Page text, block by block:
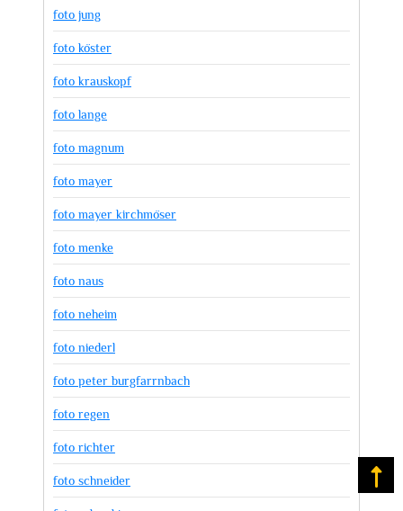
foto jung
foto köster
foto krauskopf
foto lange
foto magnum
foto mayer
foto mayer kirchmöser
foto menke
foto naus
foto neheim
foto niederl
foto peter burgfarrnbach
foto regen
foto richter
foto schneider